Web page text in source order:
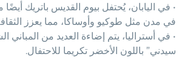
• في اليابان، يُحتفل بيوم القديس باتريك
في مدن مثل طوكيو وأوساكا، مما يعزز الثقافة
• في أستراليا، يتم إضاءة العديد من المباني
سيدني” باللون الأخضر تكريما للاحتفال.